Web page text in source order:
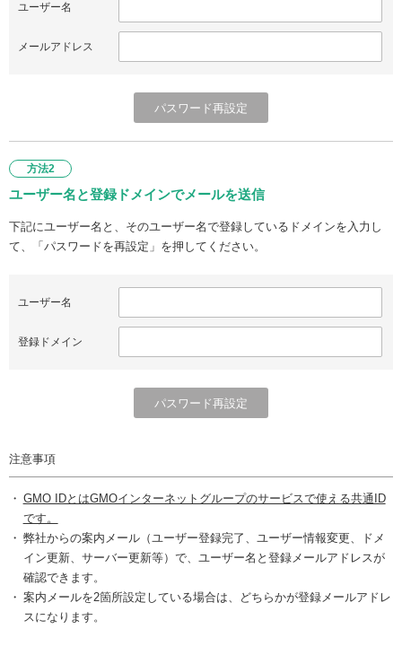
ユーザー名
メールアドレス
方法2
ユーザー名と登録ドメインでメールを送信
下記にユーザー名と、そのユーザー名で登録しているドメインを入力し
て、「パスワードを再設定」を押してください。
ユーザー名
登録ドメイン
注意事項
GMO IDとはGMOインターネットグループのサービスで使える共通ID
です。
弊社からの案内メール（ユーザー登録完了、ユーザー情報変更、ドメ
イン更新、サーバー更新等）で、ユーザー名と登録メールアドレスが
確認できます。
案内メールを2箇所設定している場合は、どちらかが登録メールアドレ
スになります。